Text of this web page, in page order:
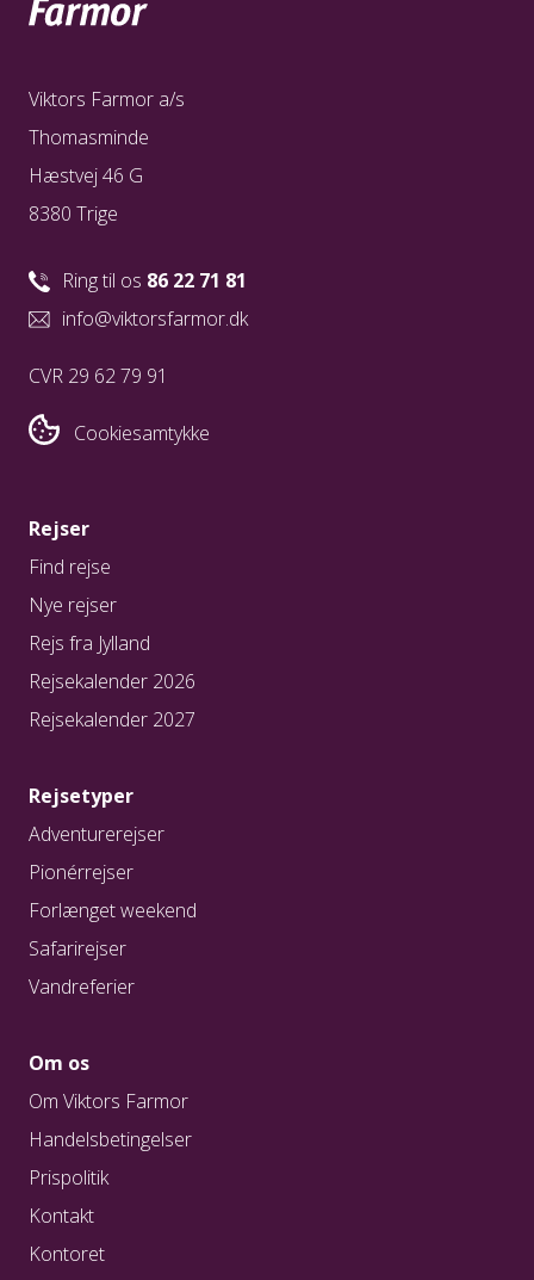
Viktors Farmor a/s
Thomasminde
Hæstvej 46 G
8380 Trige
Ring til os 86 22 71 81
info@viktorsfarmor.dk
CVR 29 62 79 91
Cookiesamtykke
Rejser
Find rejse
Nye rejser
Rejs fra Jylland
Rejsekalender 2026
Rejsekalender 2027
Rejsetyper
Adventurerejser
Pionérrejser
Forlænget weekend
Safarirejser
Vandreferier
Om os
Om Viktors Farmor
Handelsbetingelser
Prispolitik
Kontakt
Kontoret